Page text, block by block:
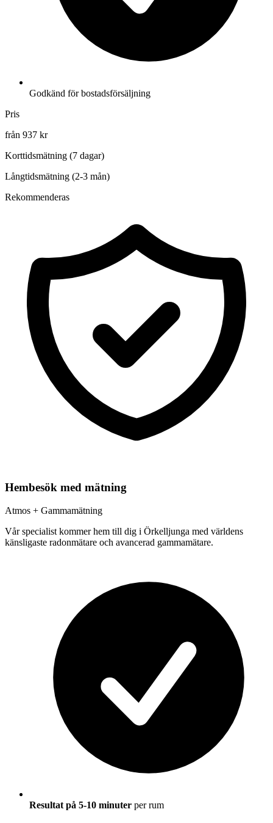
Godkänd för bostadsförsäljning
Pris
från 937 kr
Korttidsmätning (7 dagar)
Långtidsmätning (2-3 mån)
Rekommenderas
Hembesök med mätning
Atmos + Gammamätning
Vår specialist kommer hem till dig i Örkelljunga med världens
känsligaste radonmätare och avancerad gammamätare.
Resultat på 5-10 minuter per rum